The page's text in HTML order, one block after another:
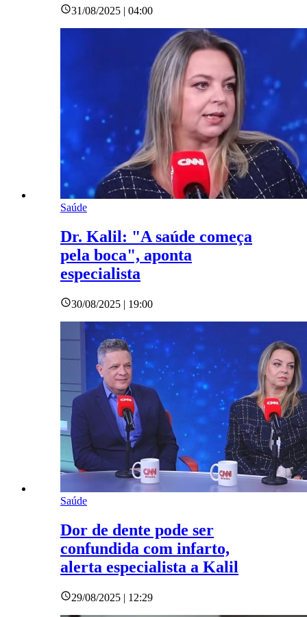
31/08/2025 | 04:00
Saúde
Dr. Kalil: "A saúde começa
pela boca", aponta
especialista
30/08/2025 | 19:00
Saúde
Dor de dente pode ser
confundida com infarto,
alerta especialista a Kalil
29/08/2025 | 12:29